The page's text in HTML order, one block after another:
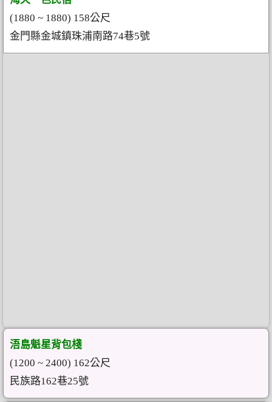
(1880 ~ 1880) 158公尺
金門縣金城鎮珠浦南路74巷5號
浯島魁星背包棧
(1200 ~ 2400) 162公尺
民族路162巷25號